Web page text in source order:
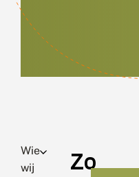
Wie
wij
Zo